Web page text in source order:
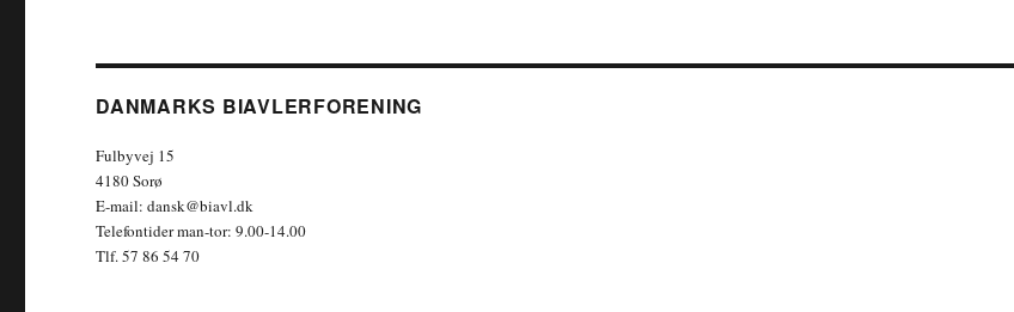
o
o
e
d
n
t
t
r
DANMARKS BIAVLERFORENING
Fulbyvej 15
4180 Sorø
E-mail: dansk@biavl.dk
Telefontider man-tor: 9.00-14.00
Tlf. 57 86 54 70